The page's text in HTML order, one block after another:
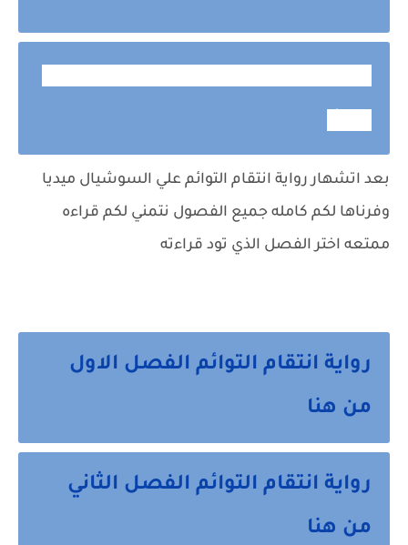
بعد اتشهار رواية انتقام التوائم علي السوشيال ميديا
وفرناها لكم كامله جميع الفصول نتمني لكم قراءه
ممتعه اختر الفصل الذي تود قراءته
رواية انتقام التوائم الفصل الاول
من هنا
رواية انتقام التوائم الفصل الثاني
من هنا